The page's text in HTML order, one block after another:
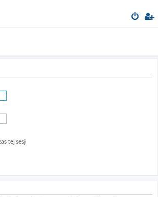
tej sesji